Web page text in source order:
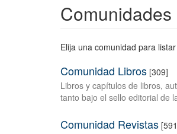
Comunidades
Elija una comunidad para
Comunidad Libros [309]
Libros y capítulos de libros,
tanto bajo el sello editorial de
Comunidad Revistas